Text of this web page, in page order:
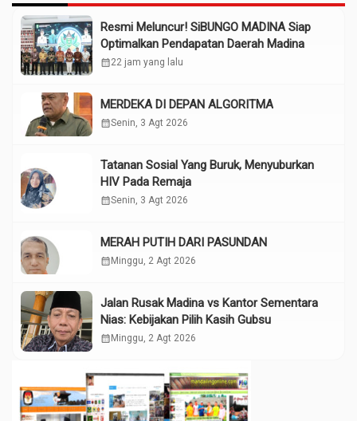
Resmi Meluncur! SiBUNGO MADINA Siap
Optimalkan Pendapatan Daerah Madina
calendar_month22 jam yang lalu
MERDEKA DI DEPAN ALGORITMA
calendar_monthSenin, 3 Agt 2026
Tatanan Sosial Yang Buruk, Menyuburkan
HIV Pada Remaja
calendar_monthSenin, 3 Agt 2026
MERAH PUTIH DARI PASUNDAN
calendar_month Minggu, 2 Agt 2026
Jalan Rusak Madina vs Kantor Sementara
Nias: Kebijakan Pilih Kasih Gubsu
calendar_month Minggu, 2 Agt 2026